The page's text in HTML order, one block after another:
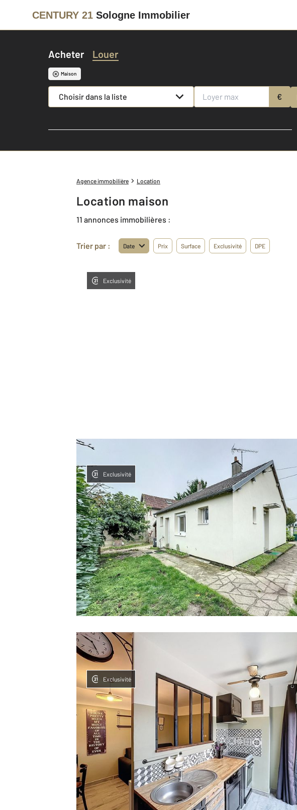
CENTURY 21 Sologne Immobilier
Acheter Louer
Maison
Choisir dans la liste €
Agence immobilière Location
Location maison
11 annonces immobilières :
Trier par : Date Prix Surface Exclusivité DPE
Exclusivité
Exclusivité
Exclusivité